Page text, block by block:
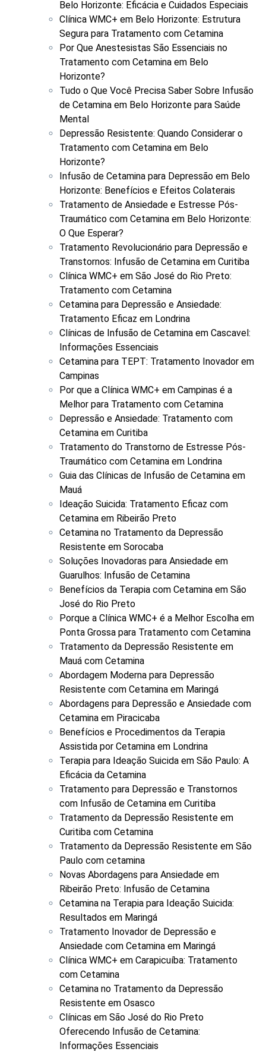
Belo Horizonte: Eficácia e Cuidados Especiais
Clínica WMC+ em Belo Horizonte: Estrutura
Segura para Tratamento com Cetamina
Por Que Anestesistas São Essenciais no
Tratamento com Cetamina em Belo
Horizonte?
Tudo o Que Você Precisa Saber Sobre Infusão
de Cetamina em Belo Horizonte para Saúde
Mental
Depressão Resistente: Quando Considerar o
Tratamento com Cetamina em Belo
Horizonte?
Infusão de Cetamina para Depressão em Belo
Horizonte: Benefícios e Efeitos Colaterais
Tratamento de Ansiedade e Estresse Pós-
Traumático com Cetamina em Belo Horizonte:
O Que Esperar?
Tratamento Revolucionário para Depressão e
Transtornos: Infusão de Cetamina em Curitiba
Clínica WMC+ em São José do Rio Preto:
Tratamento com Cetamina
Cetamina para Depressão e Ansiedade:
Tratamento Eficaz em Londrina
Clínicas de Infusão de Cetamina em Cascavel:
Informações Essenciais
Cetamina para TEPT: Tratamento Inovador em
Campinas
Por que a Clínica WMC+ em Campinas é a
Melhor para Tratamento com Cetamina
Depressão e Ansiedade: Tratamento com
Cetamina em Curitiba
Tratamento do Transtorno de Estresse Pós-
Traumático com Cetamina em Londrina
Guia das Clínicas de Infusão de Cetamina em
Mauá
Ideação Suicida: Tratamento Eficaz com
Cetamina em Ribeirão Preto
Cetamina no Tratamento da Depressão
Resistente em Sorocaba
Soluções Inovadoras para Ansiedade em
Guarulhos: Infusão de Cetamina
Benefícios da Terapia com Cetamina em São
José do Rio Preto
Porque a Clínica WMC+ é a Melhor Escolha em
Ponta Grossa para Tratamento com Cetamina
Tratamento da Depressão Resistente em
Mauá com Cetamina
Abordagem Moderna para Depressão
Resistente com Cetamina em Maringá
Abordagens para Depressão e Ansiedade com
Cetamina em Piracicaba
Benefícios e Procedimentos da Terapia
Assistida por Cetamina em Londrina
Terapia para Ideação Suicida em São Paulo: A
Eficácia da Cetamina
Tratamento para Depressão e Transtornos
com Infusão de Cetamina em Curitiba
Tratamento da Depressão Resistente em
Curitiba com Cetamina
Tratamento da Depressão Resistente em São
Paulo com cetamina
Novas Abordagens para Ansiedade em
Ribeirão Preto: Infusão de Cetamina
Cetamina na Terapia para Ideação Suicida:
Resultados em Maringá
Tratamento Inovador de Depressão e
Ansiedade com Cetamina em Maringá
Clínica WMC+ em Carapicuíba: Tratamento
com Cetamina
Cetamina no Tratamento da Depressão
Resistente em Osasco
Clínicas em São José do Rio Preto
Oferecendo Infusão de Cetamina:
Informações Essenciais